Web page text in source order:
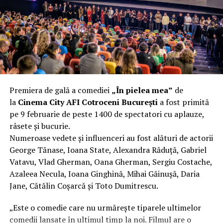
fier vechi a doua zi. Asta ca să fie clar de la început: nu
vorbim despre preferințe estetice, ci despre
funcționalitate reală.
Aluminiul, pe scurt: ușor,
rezistent la coroziune, dar cu
nuanțe
Aluminiul e materialul care apare primul în conversație
când cineva caută un pavilion ușor. Și pe bună dreptate.
Densitatea aluminiului e de aproximativ 2,7 g/cm³, față
de circa 7,8 g/cm³ pentru oțel. Practic, la un volum
identic, aluminiul cântărește cam o treime din greutatea
oțelului. Pentru oricine transportă, montează și
demontează frecvent o structură, diferența asta se
simte enorm.
Premiera de gală a comediei „În pielea mea” de
la Cinema City AFI Cotroceni Bucureștia fost primită
pe 9 februarie de peste 1400 de spectatori cu aplauze,
râsete și bucurie.
Numeroase vedete și influenceri au fost alături de actorii
George Tănase, Ioana State, Alexandra Răduță, Gabriel
Vatavu, Vlad Gherman, Oana Gherman, Sergiu Costache,
Azaleea Necula, Ioana Ginghină, Mihai Găinușă, Daria
Jane, Cătălin Coșarcă și Toto Dumitrescu.
„Este o comedie care nu urmărește tiparele ultimelor
comedii lansate în ultimul timp la noi. Filmul are o